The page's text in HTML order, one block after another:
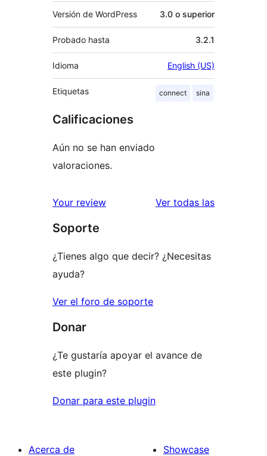
Versión de WordPress 3.0 o superior
Probado hasta 3.2.1
Idioma English (US)
Etiquetas connect sina
Calificaciones
Aún no se han enviado
valoraciones.
Your review Ver todas lasreseñas
Soporte
¿Tienes algo que decir? ¿Necesitas
ayuda?
Ver el foro de soporte
Donar
¿Te gustaría apoyar el avance de
este plugin?
Donar para este plugin
Acerca de
Showcase